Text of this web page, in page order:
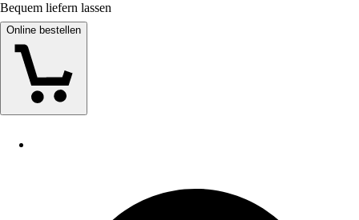
Bequem liefern lassen
Online bestellen